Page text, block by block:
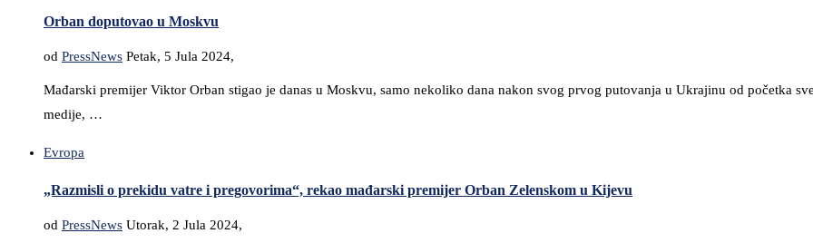
Orban doputovao u Moskvu
od PressNews Petak, 5 Jula 2024,
Mađarski premijer Viktor Orban stigao je danas u Moskvu, samo nekoliko dana nakon svog prvog putovanja u Ukrajinu od početka
medije, …
Evropa
„Razmisli o prekidu vatre i pregovorima“, rekao mađarski premijer Orban Zelenskom u Kijevu
od PressNews Utorak, 2 Jula 2024,